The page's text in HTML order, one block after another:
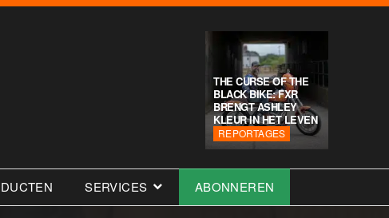
THE CURSE OF THE
BLACK BIKE: FXR
BRENGT ASHLEY
KLEUR IN HET LEVEN
REPORTAGES
SERVICES ABONNEREN